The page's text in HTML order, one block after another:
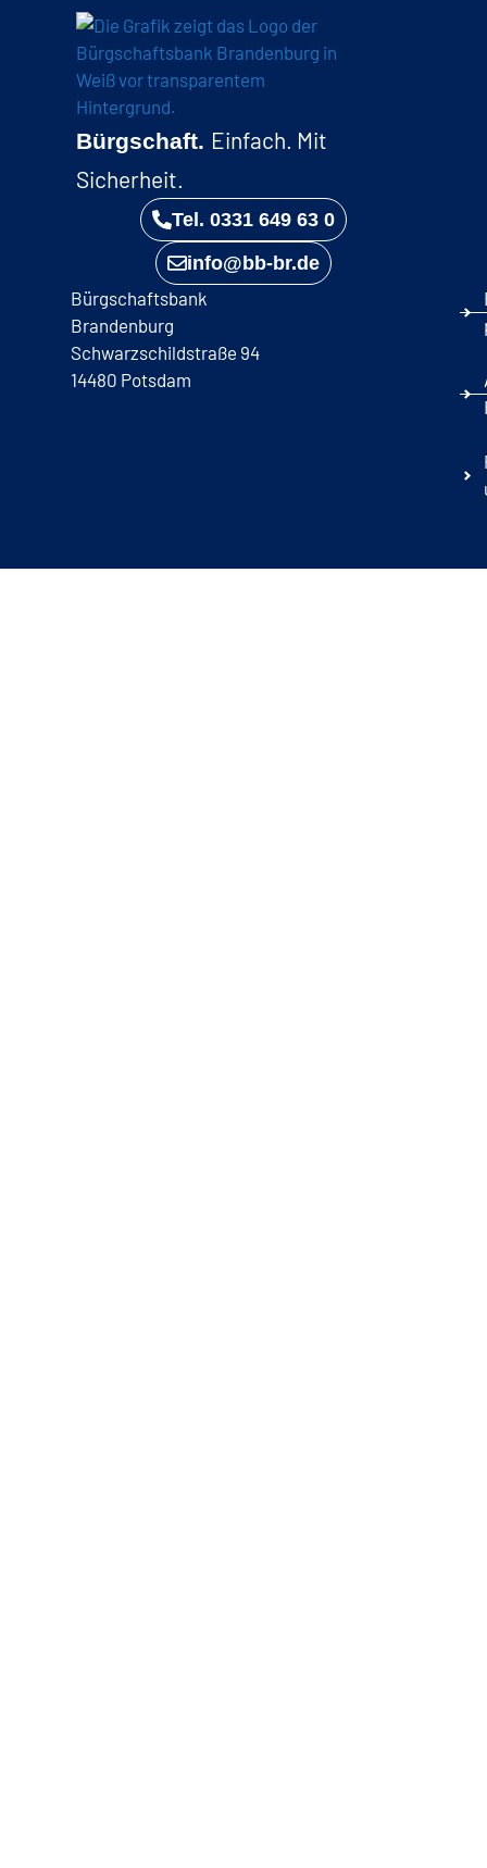
Bürgschaft. Einfach. Mit
Sicherheit.
Tel. 0331 649 63 0
info@bb-br.de
Bürgschaftsbank
Brandenburg
Schwarzschildstraße 94
14480 Potsdam